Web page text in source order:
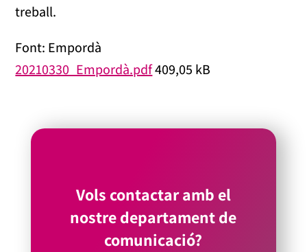
treball.
Font: Empordà
20210330_Empordà.pdf409,05 kB
Vols contactar amb el
nostre departament de
comunicació?